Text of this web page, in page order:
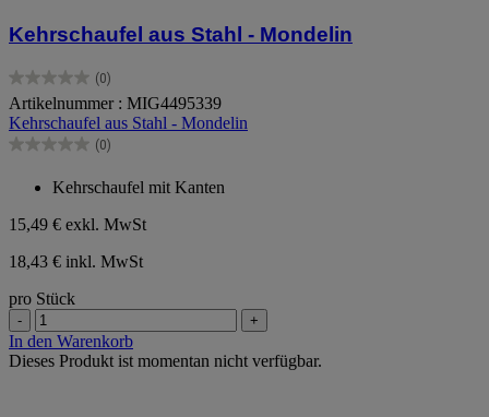
Kehrschaufel aus Stahl - Mondelin
(0)
0.0
von
5
Sternen.
Artikelnummer : MIG4495339
Kehrschaufel aus Stahl - Mondelin
(0)
0.0
Kehrschaufel mit Kanten
15,49 € exkl. MwSt
18,43 € inkl. MwSt
pro Stück
- +
In den Warenkorb
Dieses Produkt ist momentan nicht verfügbar.